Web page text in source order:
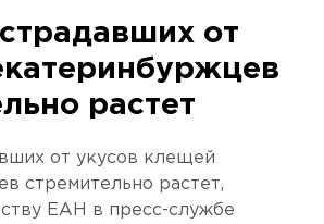
от
растет
от укусов клещей
стремительно растет,
ЕАН в пресс-службе